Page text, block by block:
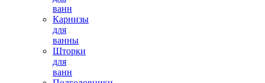
ванн
Карнизы
для
ванны
Шторки
для
ванн